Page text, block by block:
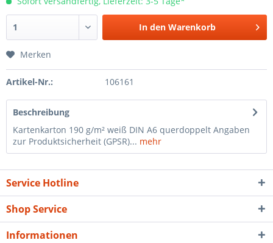
In den Warenkorb
Merken
Artikel-Nr.: 106161
Beschreibung
Kartenkarton 190 g/m² weiß DIN A6 querdoppelt Angaben
zur Produktsicherheit (GPSR)... mehr
Service Hotline
Shop Service
Informationen